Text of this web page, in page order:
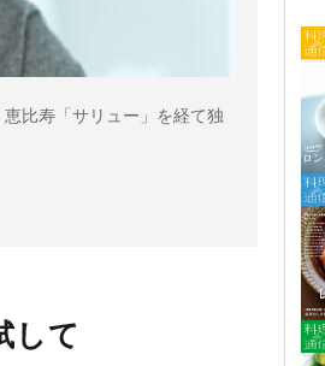
比寿「サリュー」を経て独
して